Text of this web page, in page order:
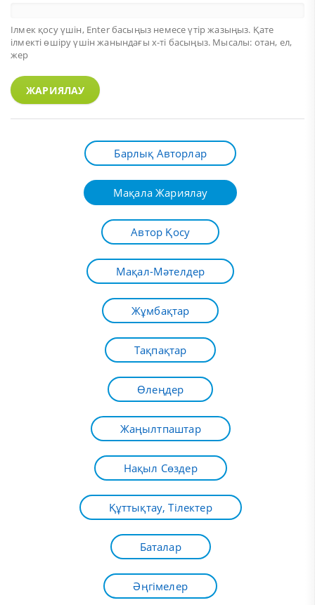
Ілмек қосу үшін, Enterбасыңыз немесе үтір жазыңыз. Қате
ілмекті өшіру үшін жанындағы х-ті басыңыз. Мысалы: отан, ел,
жер
ЖАРИЯЛАУ
Барлық Авторлар
Мақала Жариялау
Автор Қосу
Мақал-Мәтелдер
Жұмбақтар
Тақпақтар
Өлеңдер
Жаңылтпаштар
Нақыл Сөздер
Құттықтау, Тілектер
Баталар
Әңгімелер